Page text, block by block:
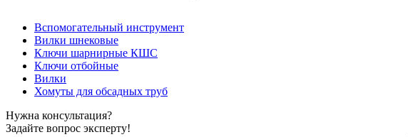
Вспомогательный инструмент
Вилки шнековые
Ключи шарнирные КШС
Ключи отбойные
Вилки
Хомуты для обсадных труб
Нужна консультация?
Задайте вопрос эксперту!